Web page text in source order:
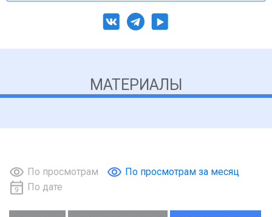
МАТЕРИАЛЫ
По просмотрам
По просмотрам за месяц
По дате